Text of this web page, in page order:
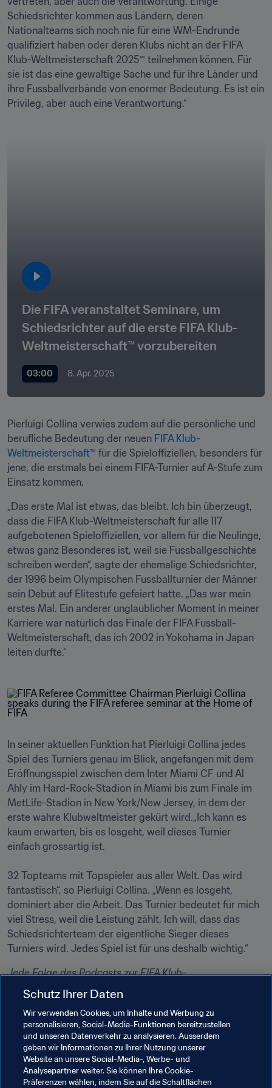
Schiedsrichter kommen aus Ländern, deren
Nationalteams sich noch nie für eine WM-Endrunde
qualifiziert haben oder deren Klubs nicht an der FIFA
Klub-Weltmeisterschaft 2025™ teilnehmen können. Für
sie ist das eine gewaltige Sache und für ihre Länder und
ihre Fussballverbände von enormer Bedeutung. Es ist ein
Privileg, aber auch eine Verantwortung.“
Die FIFA veranstaltet Seminare, um
Schiedsrichter auf die erste FIFA Klub-
Weltmeisterschaft™ vorzubereiten
03:00 8. Apr. 2025
Pierluigi Collina verwies zudem auf die persönliche und
berufliche Bedeutung der neuen FIFA Klub-
Weltmeisterschaft™ für die Spieloffiziellen, besonders für
jene, die erstmals bei einem FIFA-Turnier auf A-Stufe zum
Einsatz kommen.
„Das erste Mal ist etwas, das bleibt. Ich bin überzeugt,
dass die FIFA Klub-Weltmeisterschaft für alle 117
aufgebotenen Spieloffiziellen, vor allem für die Neulinge,
etwas ganz Besonderes ist, weil sie Fussballgeschichte
schreiben werden“, sagte der ehemalige Schiedsrichter,
der 1996 beim Olympischen Fussballturnier der Männer
sein Debüt auf Elitestufe gefeiert hatte. „Das war mein
erstes Mal. Ein anderer unglaublicher Moment in meiner
Karriere war natürlich das Finale der FIFA Fussball-
Weltmeisterschaft, das ich 2002 in Yokohama in Japan
leiten durfte.“
In seiner aktuellen Funktion hat Pierluigi Collina jedes
Spiel des Turniers genau im Blick, angefangen mit dem
Eröffnungsspiel zwischen dem Inter Miami CF und Al
Ahly im Hard-Rock-Stadion in Miami bis zum Finale im
MetLife-Stadion in New York/New Jersey, in dem der
erste wahre Klubweltmeister gekürt wird.„Ich kann es
kaum erwarten, bis es losgeht, weil dieses Turnier
einfach grossartig ist.
32 Topteams mit Topspieler aus aller Welt. Das wird
fantastisch“, so Pierluigi Collina. „Wenn es losgeht,
dominiert aber die Arbeit. Das Turnier bedeutet für mich
viel Stress, weil die Leistung zählt. Ich will, dass das
Schiedsrichterteam der eigentliche Sieger dieses
Turniers wird. Jedes Spiel ist für uns deshalb wichtig.“
Jede Folge des Podcasts zur FIFA Klub-
Weltmeisterschaft™ ist auf FIFA.com, auf
und über SiriusXM verfügbar.
Verwandte Themen
Organisation von Turnieren
Schutz Ihrer Daten
Wir verwenden Cookies, um Inhalte und Werbung zu
personalisieren, Social-Media-Funktionen bereitzustellen
und unseren Datenverkehr zu analysieren. Ausserdem
geben wir Informationen zu Ihrer Nutzung unserer
Website an unsere Social-Media-, Werbe- und
Analysepartner weiter. Sie können Ihre Cookie-
Präferenzen wählen, indem Sie auf die Schaltflächen